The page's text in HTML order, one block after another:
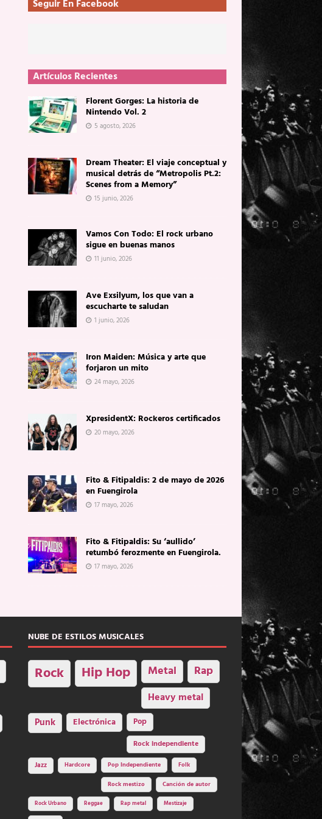
Seguir En Facebook
Artículos Recientes
Florent Gorges: La historia de
Nintendo Vol. 2
5 agosto, 2026
Dream Theater: El viaje conceptual y
musical detrás de “Metropolis Pt.2:
Scenes from a Memory”
15 junio, 2026
Vamos Con Todo: El rock urbano
sigue en buenas manos
11 junio, 2026
Ave Exsilyum, los que van a
escucharte te saludan
1 junio, 2026
Iron Maiden: Música y arte que
forjaron un mito
24 mayo, 2026
XpresidentX: Rockeros certificados
20 mayo, 2026
Fito & Fitipaldis: 2 de mayo de 2026
en Fuengirola
17 mayo, 2026
Fito & Fitipaldis: Su ‘aullido’
retumbó ferozmente en Fuengirola.
17 mayo, 2026
NUBE DE ESTILOS MUSICALES
Rock Hip Hop Metal Rap
Heavy metal
Punk Electrónica
Pop
Rock independiente
Jazz Hardcore Pop Independiente Folk
Rock mestizo Canción de autor
Rock Urbano Reggae Rap metal Mestizaje